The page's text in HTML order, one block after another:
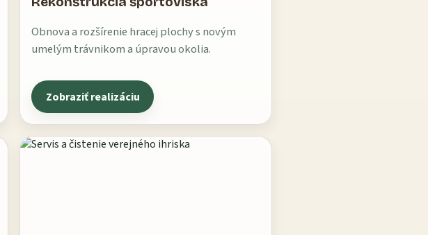
Obnova a rozšírenie hracej plochy s novým
umelým trávnikom a úpravou okolia.
Zobraziť realizáciu